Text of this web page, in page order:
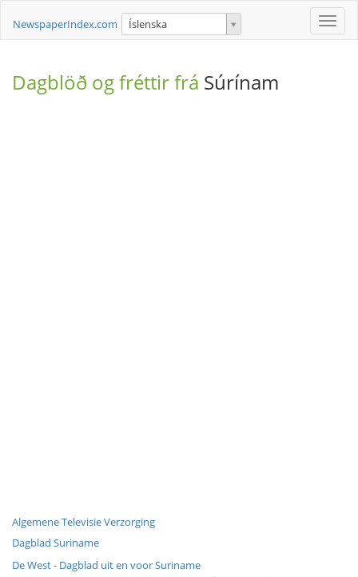
Toggle
NewspaperIndex.com Íslenska
Dagblöð og fréttir frá Súrínam
Algemene Televisie Verzorging
Dagblad Suriname
De West - Dagblad uit en voor Suriname